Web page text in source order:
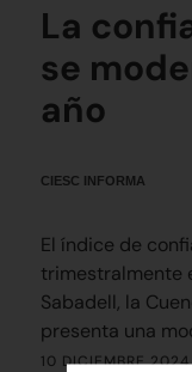
La
se
año
CIESC INFORMA
El índice de
trimestralmente
Sabadell, la
presenta una
10 DICIEMBRE 2024